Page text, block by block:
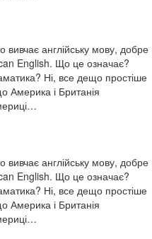
англійську мову, добре
English. Що це означає?
Ні, все дещо простіше
Америка і Британія
англійську мову, добре
English. Що це означає?
Ні, все дещо простіше
Америка і Британія